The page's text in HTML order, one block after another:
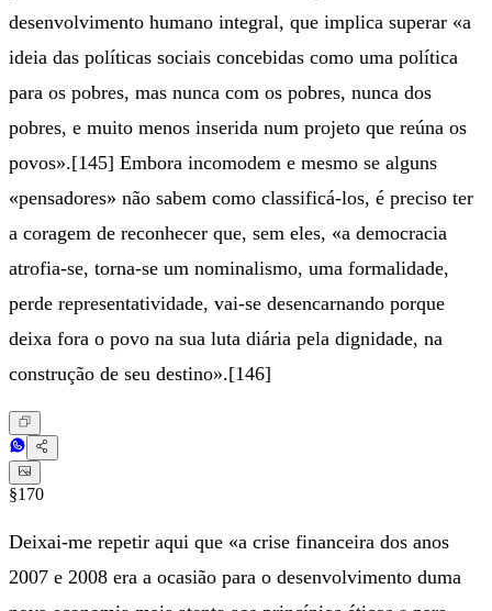
desenvolvimento humano integral, que implica superar «a
ideia das políticas sociais concebidas como uma política
para os pobres, mas nunca com os pobres, nunca dos
pobres, e muito menos inserida num projeto que reúna os
povos».[145] Embora incomodem e mesmo se alguns
«pensadores» não sabem como classificá-los, é preciso ter
a coragem de reconhecer que, sem eles, «a democracia
atrofia-se, torna-se um nominalismo, uma formalidade,
perde representatividade, vai-se desencarnando porque
deixa fora o povo na sua luta diária pela dignidade, na
construção de seu destino».[146]
§170
Deixai-me repetir aqui que «a crise financeira dos anos
2007 e 2008 era a ocasião para o desenvolvimento duma